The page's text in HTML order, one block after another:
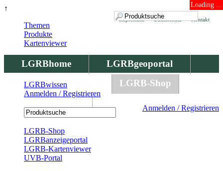
↑ Loading ...
Kontakt
Datenschutz
Impressum
LGRBhome
LGRBgeoportal
LGRBbohrungen
LGRB-Shop
Anmelden / Registrieren
Themen
Produkte
Kartenviewer
LGRBwissen
Anmelden / Registrieren
LGRB-Shop
LGRBanzeigeportal
LGRB-Kartenviewer
UVB-Portal